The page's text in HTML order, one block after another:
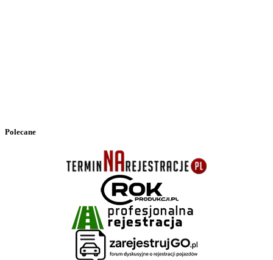
Polecane